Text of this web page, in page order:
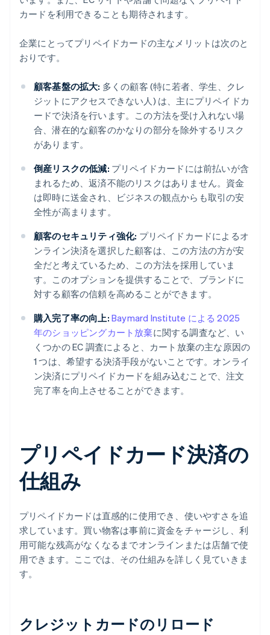
カードを利用できることも期待されます。
企業にとってプリペイドカードの主なメリットは次のと
おりです。
顧客基盤の拡大: 多くの顧客 (特に若者、学生、クレ
ジットにアクセスできない人) は、主にプリペイドカ
ードで決済を行います。この方法を受け入れない場
合、潜在的な顧客のかなりの部分を除外するリスク
があります。
倒産リスクの低減: プリペイドカードには前払いが含
まれるため、返済不能のリスクはありません。資金
は即時に送金され、ビジネスの観点からも取引の安
全性が高まります。
顧客のセキュリティ強化: プリペイドカードによるオ
ンライン決済を選択した顧客は、この方法の方が安
全だと考えているため、この方法を採用していま
す。このオプションを提供することで、ブランドに
対する顧客の信頼を高めることができます。
購入完了率の向上: Baymard Institute による 2025
年のショッピングカート放棄に関する調査など、い
くつかの EC 調査によると、カート放棄の主な原因の
1 つは、希望する決済手段がないことです。オンライ
ン決済にプリペイドカードを組み込むことで、注文
完了率を向上させることができます。
プリペイドカード決済の
仕組み
プリペイドカードは直感的に使用でき、使いやすさを追
求しています。買い物客は事前に資金をチャージし、利
用可能な残高がなくなるまでオンラインまたは店舗で使
用できます。ここでは、その仕組みを詳しく見ていきま
す。
クレジットカードのリロード